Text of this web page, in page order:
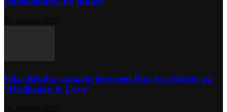
Elias Bendix samarbejder med Bon Iver-blæser på
“Disillusion & Love”